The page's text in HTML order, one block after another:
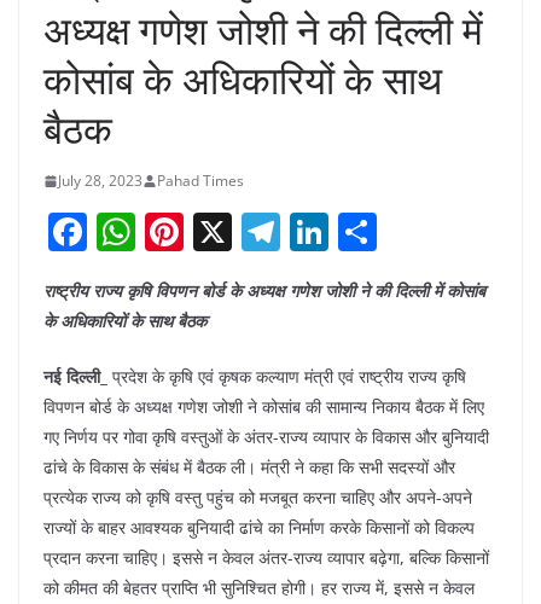
अध्यक्ष गणेश जोशी ने की दिल्ली में
कोसांब के अधिकारियों के साथ
बैठक
July 28, 2023 Pahad Times
F
c
b
o
o
k
W
h
at
A
p
p
Pi
nt
er
st
X T
el
e
a
m
Li
n
k
dI
n
h
ar
राष्ट्रीय राज्य कृषि विपणन बोर्ड के अध्यक्ष गणेश जोशी ने की दिल्ली में कोसांब
के अधिकारियों के साथ बैठक
नई दिल्ली_ प्रदेश के कृषि एवं कृषक कल्याण मंत्री एवं राष्ट्रीय राज्य कृषि
विपणन बोर्ड के अध्यक्ष गणेश जोशी ने कोसांब की सामान्य निकाय बैठक में लिए
गए निर्णय पर गोवा कृषि वस्तुओं के अंतर-राज्य व्यापार के विकास और बुनियादी
ढांचे के विकास के संबंध में बैठक ली। मंत्री ने कहा कि सभी सदस्यों और
प्रत्येक राज्य को कृषि वस्तु पहुंच को मजबूत करना चाहिए और अपने-अपने
राज्यों के बाहर आवश्यक बुनियादी ढांचे का निर्माण करके किसानों को विकल्प
प्रदान करना चाहिए। इससे न केवल अंतर-राज्य व्यापार बढ़ेगा, बल्कि किसानों
को कीमत की बेहतर प्राप्ति भी सुनिश्चित होगी। हर राज्य में, इससे न केवल